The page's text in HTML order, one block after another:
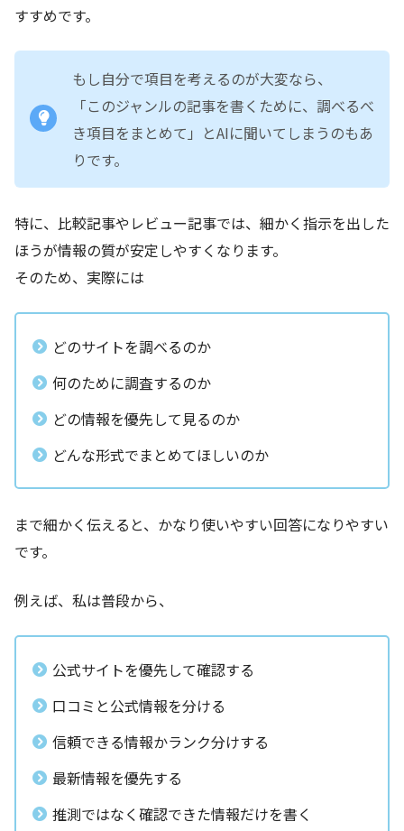
すすめです。
もし自分で項目を考えるのが大変なら、
「このジャンルの記事を書くために、調べるべ
き項目をまとめて」とAIに聞いてしまうのもあ
りです。
特に、比較記事やレビュー記事では、細かく指示を出した
ほうが情報の質が安定しやすくなります。
そのため、実際には
どのサイトを調べるのか
何のために調査するのか
どの情報を優先して見るのか
どんな形式でまとめてほしいのか
まで細かく伝えると、かなり使いやすい回答になりやすい
です。
例えば、私は普段から、
公式サイトを優先して確認する
口コミと公式情報を分ける
信頼できる情報かランク分けする
最新情報を優先する
推測ではなく確認できた情報だけを書く